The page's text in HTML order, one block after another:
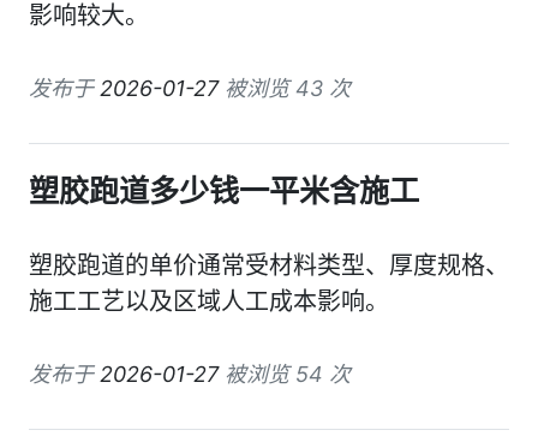
影响较大。
发布于 2026-01-27被浏览 43 次
塑胶跑道多少钱一平米含施工
塑胶跑道的单价通常受材料类型、厚度规格、
施工工艺以及区域人工成本影响。
发布于 2026-01-27被浏览 54 次